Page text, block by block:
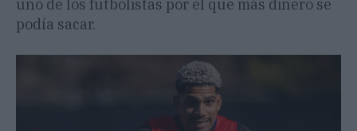
uno de los futbolistas por el que más dinero se
podía sacar.